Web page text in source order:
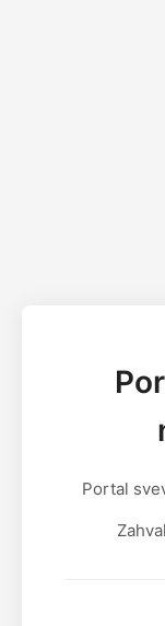
Portal